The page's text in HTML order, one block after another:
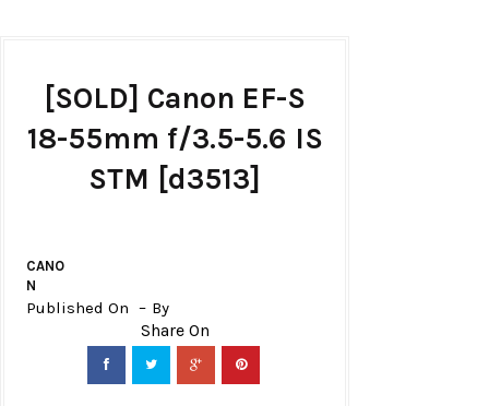
[SOLD] Canon EF-S
18-55mm f/3.5-5.6 IS
STM [d3513]
CANO
N
Published On By